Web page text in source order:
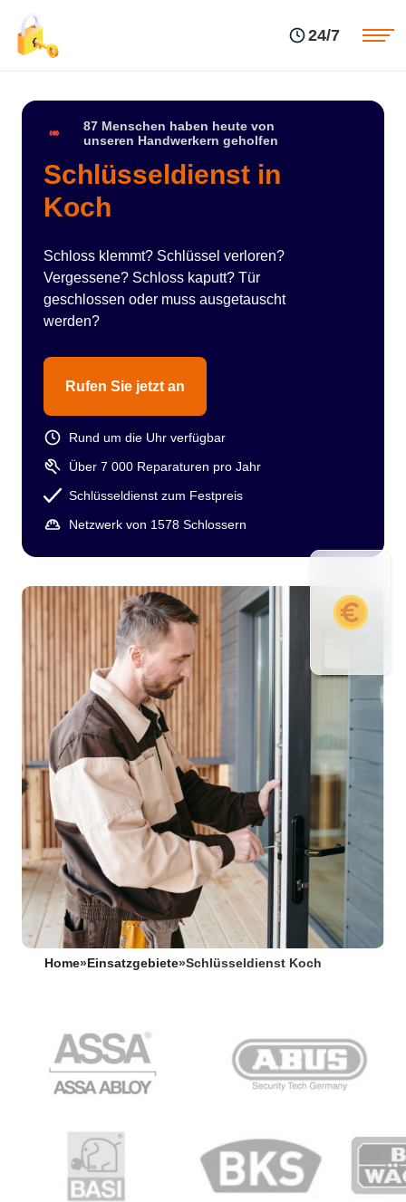
24/7
87 Menschen haben heute von
unseren Handwerkern geholfen
Schlüsseldienst in
Koch
Schloss klemmt? Schlüssel verloren?
Vergessene? Schloss kaputt? Tür
geschlossen oder muss ausgetauscht
werden?
Rufen Sie jetzt an
Rund um die Uhr verfügbar
Über 7 000 Reparaturen pro Jahr
Schlüsseldienst zum Festpreis
Netzwerk von 1578 Schlossern
Home» Einsatzgebiete»Schlüsseldienst Koch